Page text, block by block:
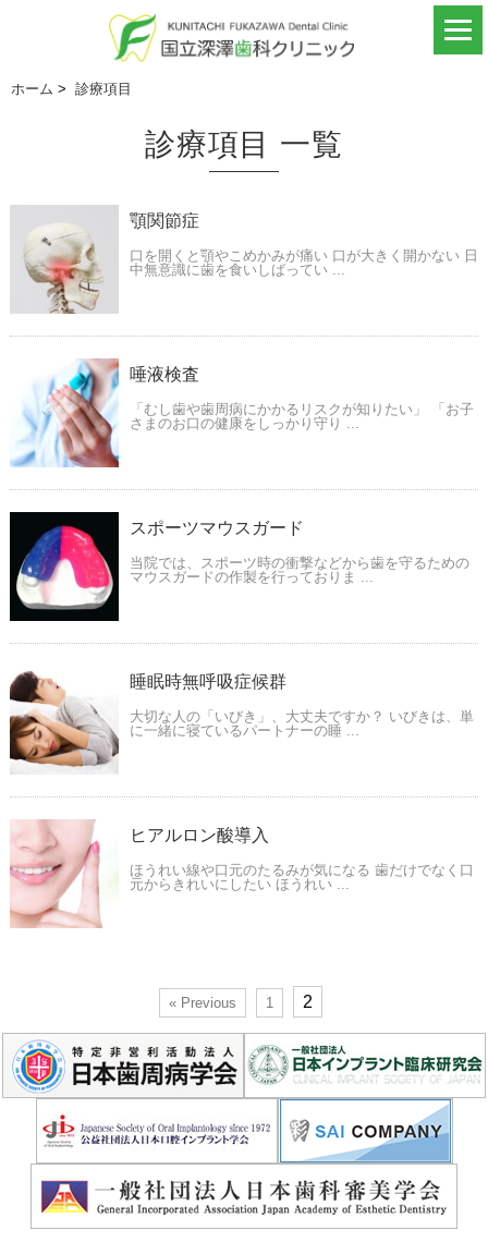
ホーム > 診療項目
診療項目 一覧
顎関節症
口を開くと顎やこめかみが痛い 口が大きく開かない 日
中無意識に歯を食いしばってい ...
唾液検査
「むし歯や歯周病にかかるリスクが知りたい」 「お子
さまのお口の健康をしっかり守り ...
スポーツマウスガード
当院では、スポーツ時の衝撃などから歯を守るための
マウスガードの作製を行っておりま ...
睡眠時無呼吸症候群
大切な人の「いびき」、大丈夫ですか？ いびきは、単
に一緒に寝ているパートナーの睡 ...
ヒアルロン酸導入
ほうれい線や口元のたるみが気になる 歯だけでなく口
元からきれいにしたい ほうれい ...
« Previous 1 2